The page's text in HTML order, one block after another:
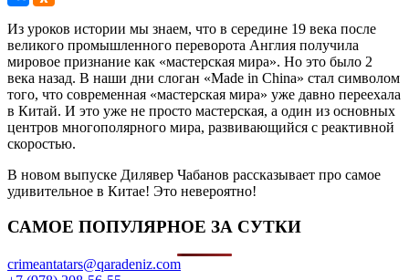
Из уроков истории мы знаем, что в середине 19 века после
великого промышленного переворота Англия получила
мировое признание как «мастерская мира». Но это было 2
века назад. В наши дни слоган «Made in China» стал символом
того, что современная «мастерская мира» уже давно переехала
в Китай. И это уже не просто мастерская, а один из основных
центров многополярного мира, развивающийся с реактивной
скоростью.
В новом выпуске Дилявер Чабанов рассказывает про самое
удивительное в Китае! Это невероятно!
САМОЕ ПОПУЛЯРНОЕ ЗА СУТКИ
crimeantatars@qaradeniz.com